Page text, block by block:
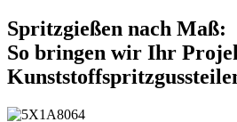
Spritzgießen nach Maß:
So bringen wir Ihr